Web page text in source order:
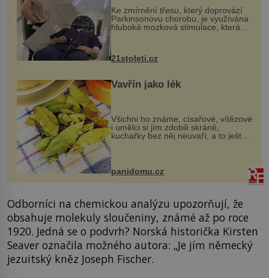
Ke zmírnění třesu, který doprovází
Parkinsonovu chorobu, je využívána
hluboká mozková stimulace, která
však vyžaduje vysoce invazivní
k dostatečně přesnému zacílení ...
21stoleti.cz
Vavřín jako lék
Všichni ho známe, císařové, vítězové
i umělci si jím zdobili skráně,
kuchařky bez něj neuvaří, a to ještě
nevíte, že bobkový list může výrazně
zmírnit některé naše neduhy.
Obsahuje v malém množství ně...
panidomu.cz
Odborníci na chemickou analýzu upozorňují, že
obsahuje molekuly sloučeniny, známé až po roce
1920. Jedná se o podvrh? Norská historička Kirsten
Seaver označila možného autora: „Je jím německý
jezuitský kněz Joseph Fischer.